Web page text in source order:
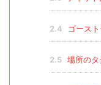
2.4 ゴース
2.5 場所の